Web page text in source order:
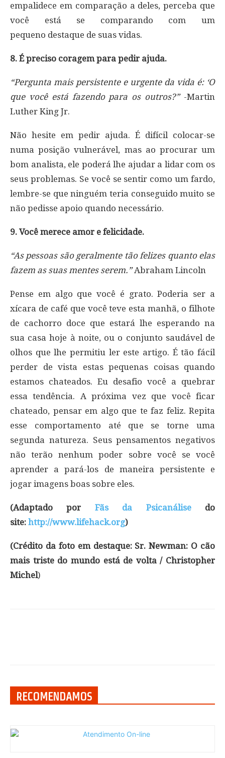
empalidece em comparação a deles, perceba que
você está se comparando com um
pequeno destaque de suas vidas.
8. É preciso coragem para pedir ajuda.
“Pergunta mais persistente e urgente da vida é: ‘O
que você está fazendo para os outros?”-Martin
Luther King Jr.
Não hesite em pedir ajuda. É difícil colocar-se
numa posição vulnerável, mas ao procurar um
bom analista, ele poderá lhe ajudar a lidar com os
seus problemas. Se você se sentir como um fardo,
lembre-se que ninguém teria conseguido muito se
não pedisse apoio quando necessário.
9. Você merece amor e felicidade.
“As pessoas são geralmente tão felizes quanto elas
fazem as suas mentes serem.”Abraham Lincoln
Pense em algo que você é grato. Poderia ser a
xícara de café que você teve esta manhã, o filhote
de cachorro doce que estará lhe esperando na
sua casa hoje à noite, ou o conjunto saudável de
olhos que lhe permitiu ler este artigo. É tão fácil
perder de vista estas pequenas coisas quando
estamos chateados. Eu desafio você a quebrar
essa tendência. A próxima vez que você ficar
chateado, pensar em algo que te faz feliz. Repita
esse comportamento até que se torne uma
segunda natureza. Seus pensamentos negativos
não terão nenhum poder sobre você se você
aprender a pará-los de maneira persistente e
jogar imagens boas sobre eles.
(Adaptado por Fãs da Psicanálisedo
site: http://www.lifehack.org)
(Crédito da foto em destaque: Sr. Newman: O cão
mais triste do mundo está de volta / Christopher
Michel)
RECOMENDAMOS